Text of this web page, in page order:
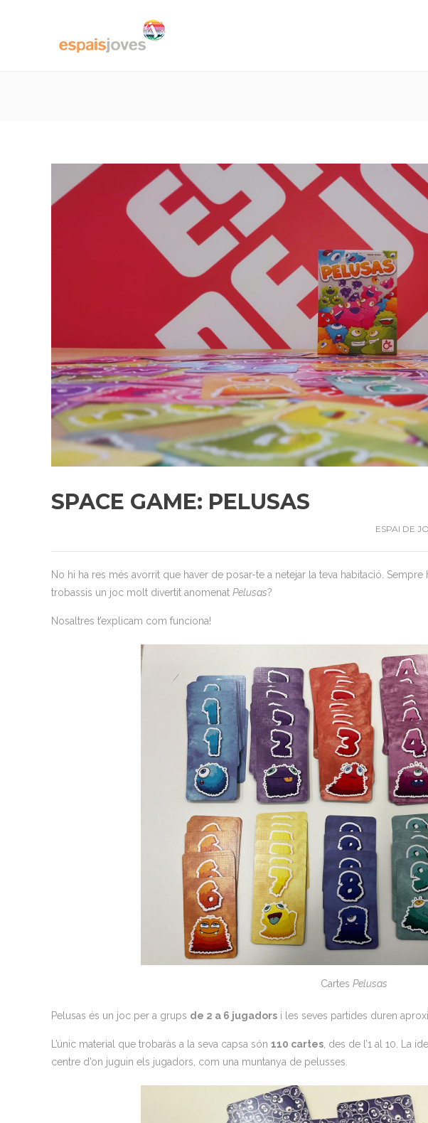
SPACE GAME: PELUSAS
ESPAI DE
No hi ha res més avorrit que haver de posar-te a netejar la teva habitació.
trobassis un joc molt divertit anomenat Pelusas?
Nosaltres t’explicam com funciona!
Cartes Pelusas
Pelusas és un joc per a grups de 2 a 6 jugadors i les seves partides duren
L’únic material que trobaràs a la seva capsa són 110 cartes , des de l’1 al 10. La
centre d’on juguin els jugadors, com una muntanya de pelusses.